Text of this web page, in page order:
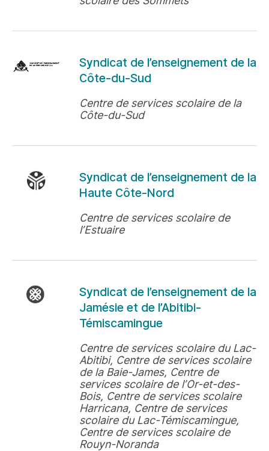
Syndicat de l’enseignement de la
Côte-du-Sud
Centre de services scolaire de la
Côte-du-Sud
Syndicat de l’enseignement de la
Haute Côte-Nord
Centre de services scolaire de
l’Estuaire
Syndicat de l’enseignement de la
Jamésie et de l’Abitibi-
Témiscamingue
Centre de services scolaire du Lac-
Abitibi, Centre de services scolaire
de la Baie-James, Centre de
services scolaire de l’Or-et-des-
Bois, Centre de services scolaire
Harricana, Centre de services
scolaire du Lac-Témiscamingue,
Centre de services scolaire de
Rouyn-Noranda